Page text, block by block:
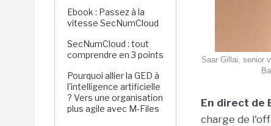
Ebook : Passez à la
vitesse SecNumCloud
SecNumCloud : tout
comprendre en 3 points
Pourquoi allier la GED à
l'intelligence artificielle
? Vers une organisation
plus agile avec M-Files
Saar Gillai, senior
En direct de
charge de